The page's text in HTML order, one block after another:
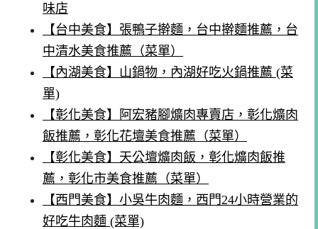
味店
【台中美食】張鴨子擀麵，台中擀麵推薦，台
中清水美食推薦（菜單）
【內湖美食】山鍋物，內湖好吃火鍋推薦 (菜
單)
【彰化美食】阿宏豬腳爌肉專賣店，彰化爌肉
飯推薦，彰化花壇美食推薦（菜單）
【彰化美食】天公壇爌肉飯，彰化爌肉飯推
薦，彰化市美食推薦（菜單）
【西門美食】小吳牛肉麵，西門24小時營業的
好吃牛肉麵 (菜單)